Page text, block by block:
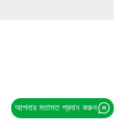
আপনার মতামত প্রদান করুন